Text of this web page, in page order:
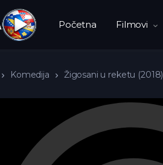
Početna Filmovi
Komedija Žigosani u reketu (2018)